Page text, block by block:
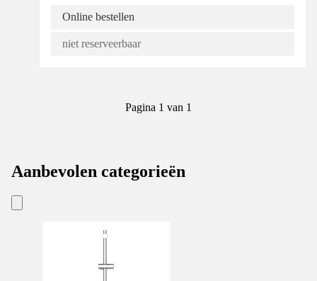
Online bestellen
niet reserveerbaar
Pagina 1 van 1
Aanbevolen categorieën